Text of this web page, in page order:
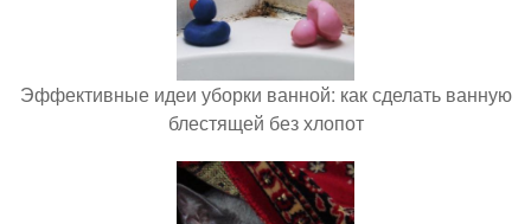
Эффективные идеи уборки ванной: как сделать ванную
блестящей без хлопот